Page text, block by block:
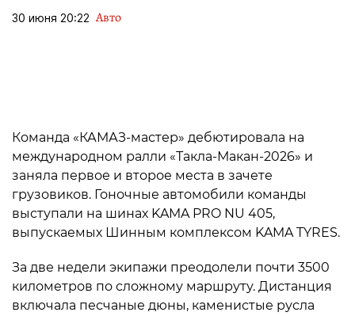
30 июня 20:22 Авто
Команда «КАМАЗ-мастер» дебютировала на
международном ралли «Такла-Макан-2026» и
заняла первое и второе места в зачете
грузовиков. Гоночные автомобили команды
выступали на шинах KAMA PRO NU 405,
выпускаемых Шинным комплексом KAMA TYRES.
За две недели экипажи преодолели почти 3500
километров по сложному маршруту. Дистанция
включала песчаные дюны, каменистые русла